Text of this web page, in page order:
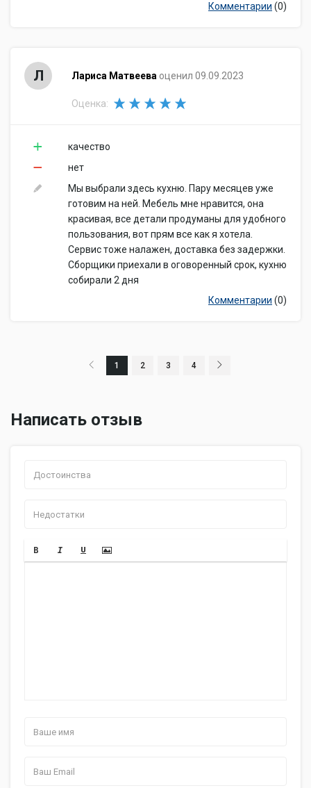
Комментарии (0)
Л Лариса Матвеева оценил 09.09.2023
Оценка:
качество
нет
Мы выбрали здесь кухню. Пару месяцев уже
готовим на ней. Мебель мне нравится, она
красивая, все детали продуманы для удобного
пользования, вот прям все как я хотела.
Сервис тоже налажен, доставка без задержки.
Сборщики приехали в оговоренный срок, кухню
собирали 2 дня
Комментарии (0)
1 2 3 4
Написать отзыв